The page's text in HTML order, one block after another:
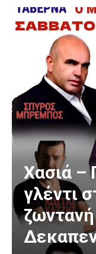
Χασιά –
γλέντι